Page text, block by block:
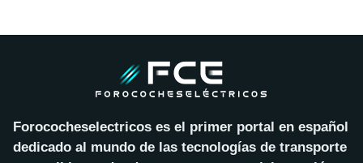
Forococheselectricos es el primer portal en español
dedicado al mundo de las tecnologías de transporte